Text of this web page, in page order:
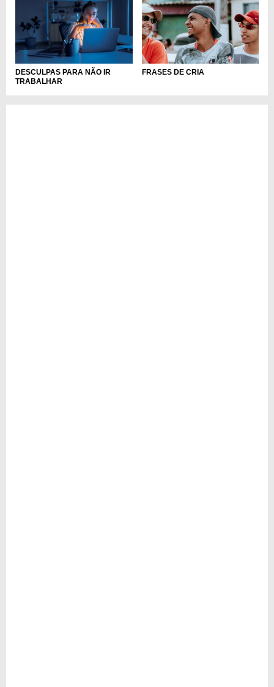
DESCULPAS PARA NÃO IR
TRABALHAR
FRASES DE CRIA